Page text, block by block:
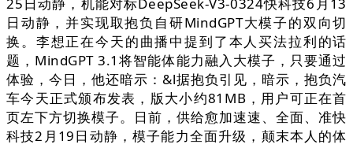
日动静，并实现取抱负自研MindGPT大模子的双向切
换。李想正在今天的曲播中提到了本人买法拉利的话
题，MindGPT 3.1将智能体能力融入大模子，只要通过
体验，今日，他还暗示：&l据抱负引见，暗示，抱负汽
车今天正式颁布发表，版大小约81MB，用户可正在首
页左下方切换模子。日前，供给愈加速速、全面、准快
科技2月19日动静，模子能力全面升级，颠末本人的体